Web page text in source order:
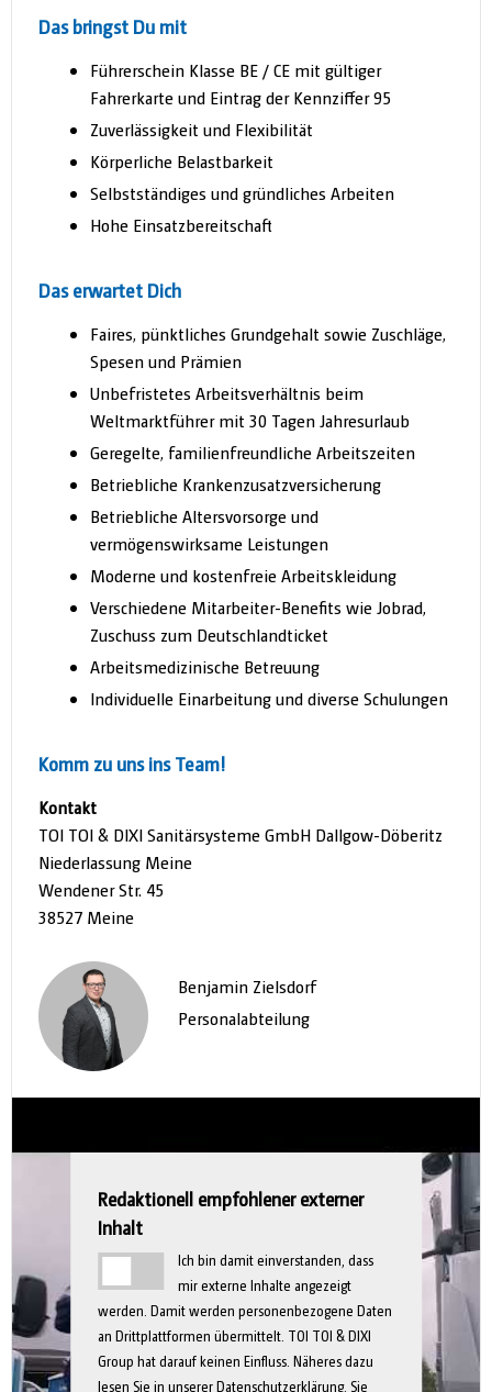
Das bringst Du mit
Führerschein Klasse BE / CE mit gültiger
Fahrerkarte und Eintrag der Kennziffer 95
Zuverlässigkeit und Flexibilität
Körperliche Belastbarkeit
Selbstständiges und gründliches Arbeiten
Hohe Einsatzbereitschaft
Das erwartet Dich
Faires, pünktliches Grundgehalt sowie Zuschläge,
Spesen und Prämien
Unbefristetes Arbeitsverhältnis beim
Weltmarktführer mit 30 Tagen Jahresurlaub
Geregelte, familienfreundliche Arbeitszeiten
Betriebliche Krankenzusatzversicherung
Betriebliche Altersvorsorge und
vermögenswirksame Leistungen
Moderne und kostenfreie Arbeitskleidung
Verschiedene Mitarbeiter-Benefits wie Jobrad,
Zuschuss zum Deutschlandticket
Arbeitsmedizinische Betreuung
Individuelle Einarbeitung und diverse Schulungen
Komm zu uns ins Team!
Kontakt
TOI TOI & DIXI Sanitärsysteme GmbH Dallgow-Döberitz
Niederlassung Meine
Wendener Str. 45
38527 Meine
Benjamin Zielsdorf
Personalabteilung
Redaktionell empfohlener externer
Inhalt
Ich bin damit einverstanden, dass
mir externe Inhalte angezeigt
werden. Damit werden personenbezogene Daten
an Drittplattformen übermittelt. TOI TOI & DIXI
Group hat darauf keinen Einfluss. Näheres dazu
lesen Sie in unsererDatenschutzerklärung. Sie